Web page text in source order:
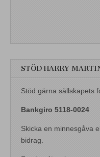
STÖD HARRY
Stöd gärna sällskapets
Bankgiro 5118-0024
Skicka en minnesgåva
bidrag.